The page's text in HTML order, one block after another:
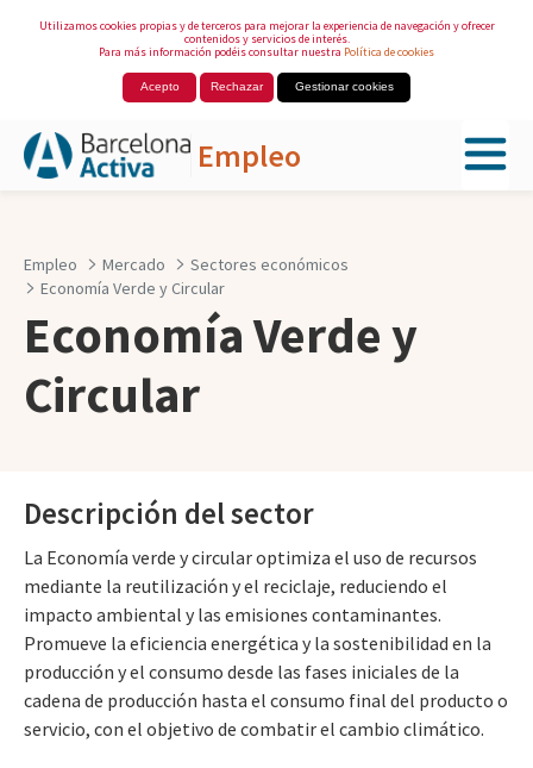
Utilizamos cookies propias y de terceros para mejorar la experiencia de navegación y ofrecer
contenidos y servicios de interés.
Para más información podéis consultar nuestra Política de cookies
Acepto Rechazar Gestionar cookies
Empleo
Empleo Mercado
Sectores económicos
Economía Verde y Circular
Economía Verde y
Circular
Descripción del sector
La Economía verde y circular optimiza el uso de recursos
mediante la reutilización y el reciclaje, reduciendo el
impacto ambiental y las emisiones contaminantes.
Promueve la eficiencia energética y la sostenibilidad en la
producción y el consumo desde las fases iniciales de la
cadena de producción hasta el consumo final del producto o
servicio, con el objetivo de combatir el cambio climático.